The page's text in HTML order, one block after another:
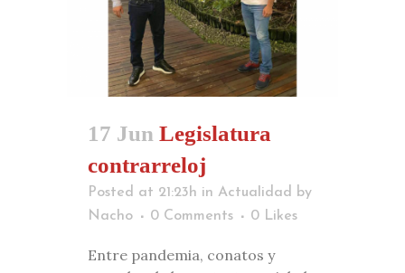
17 Jun Legislatura
contrarreloj
Posted at 21:23h in Actualidad
by
Nacho
0 Comments 0 Likes
Entre pandemia, conatos y